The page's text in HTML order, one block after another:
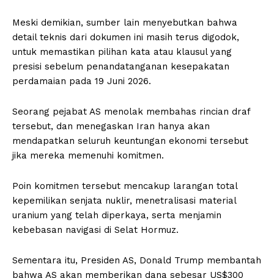
Meski demikian, sumber lain menyebutkan bahwa
detail teknis dari dokumen ini masih terus digodok,
untuk memastikan pilihan kata atau klausul yang
presisi sebelum penandatanganan kesepakatan
perdamaian pada 19 Juni 2026.
Seorang pejabat AS menolak membahas rincian draf
tersebut, dan menegaskan Iran hanya akan
mendapatkan seluruh keuntungan ekonomi tersebut
jika mereka memenuhi komitmen.
Poin komitmen tersebut mencakup larangan total
kepemilikan senjata nuklir, menetralisasi material
uranium yang telah diperkaya, serta menjamin
kebebasan navigasi di Selat Hormuz.
Sementara itu, Presiden AS, Donald Trump membantah
bahwa AS akan memberikan dana sebesar US$300